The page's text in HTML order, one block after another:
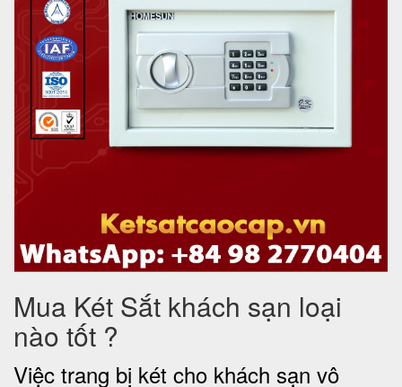
Mua Két Sắt khách sạn loại
nào tốt ?
Việc trang bị két cho khách sạn vô